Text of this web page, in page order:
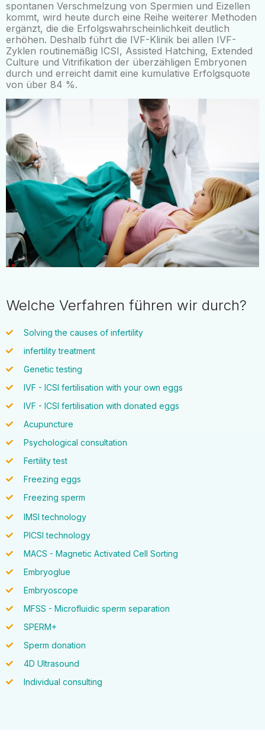
spontanen Verschmelzung von Spermien und Eizellen
kommt, wird heute durch eine Reihe weiterer Methoden
ergänzt, die die Erfolgswahrscheinlichkeit deutlich
erhöhen. Deshalb führt die IVF-Klinik bei allen IVF-
Zyklen routinemäßig ICSI, Assisted Hatching, Extended
Culture und Vitrifikation der überzähligen Embryonen
durch und erreicht damit eine kumulative Erfolgsquote
von über 84 %.
Welche Verfahren führen wir durch?
Solving the causes of infertility
infertility treatment
Genetic testing
IVF - ICSI fertilisation with your own eggs
IVF - ICSI fertilisation with donated eggs
Acupuncture
Psychological consultation
Fertility test
Freezing eggs
Freezing sperm
IMSI technology
PICSI technology
MACS - Magnetic Activated Cell Sorting
Embryoglue
Embryoscope
MFSS - Microfluidic sperm separation
SPERM+
Sperm donation
4D Ultrasound
Individual consulting